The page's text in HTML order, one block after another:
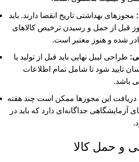
مجوزهای بهداشتی تاریخ انقضا دارند. باید
قبل از حمل و رسیدن ترخیص کالاهای
شده و هنوز معتبر است.
طراحی لیبل نهایی باید قبل از تولید یا
تایید شود تا شامل تمام اطلاعات
باشد.
دریافت این مجوزها ممکن است چند هفته
آزمایشگاهی جداگانه‌ای دارد که باید در
و حمل کالا